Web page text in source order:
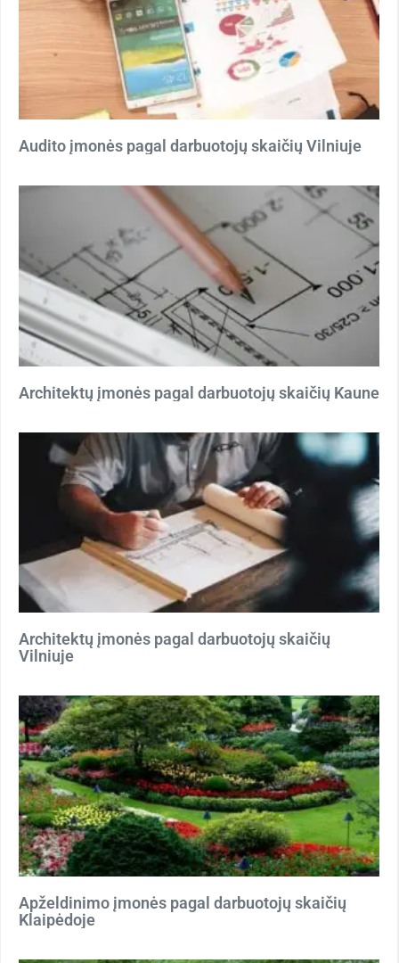
Audito įmonės pagal darbuotojų skaičių Vilniuje
Architektų įmonės pagal darbuotojų skaičių Kaune
Architektų įmonės pagal darbuotojų skaičių
Vilniuje
Apželdinimo įmonės pagal darbuotojų skaičių
Klaipėdoje